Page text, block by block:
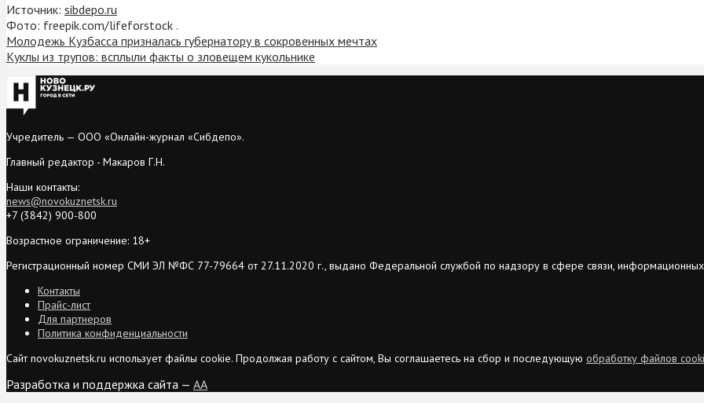
Источник: sibdepo.ru
Фото: freepik.com/lifeforstock .
Молодежь Кузбасса призналась губернатору в сокровенных мечтах
Куклы из трупов: всплыли факты о зловещем кукольнике
Учредитель — ООО «Онлайн-журнал «Сибдепо».
Главный редактор - Макаров Г.Н.
Наши контакты:
news@novokuznetsk.ru
+7 (3842) 900-800
Возрастное ограничение: 18+
Регистрационный номер СМИ ЭЛ №ФС 77-79664 от 27.11.2020 г., выдано Федеральной службой по надзору в сфере связи, информационных
Контакты
Прайс-лист
Для партнеров
Политика конфиденциальности
Сайт novokuznetsk.ru использует файлы cookie. Продолжая работу с сайтом, Вы соглашаетесь на сбор и последующую обработку файлов
Разработка и поддержка сайта — AA